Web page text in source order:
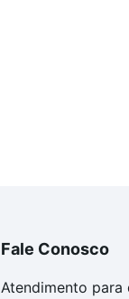
Fale Conosco
Atendimento para